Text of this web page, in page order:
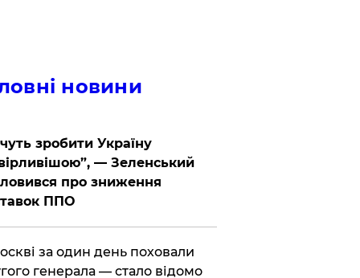
новини
зробити Україну
— Зеленський
про зниження
ППО
за один день поховали
генерала — стало відомо